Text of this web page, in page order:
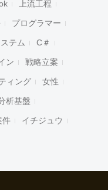
上流工程
プログラマー
テム C＃
ン 戦略立案
ィング 女性
析基盤
件 イチジュウ